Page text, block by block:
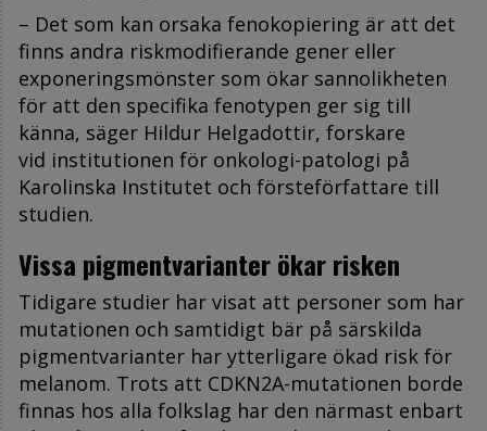
– Det som kan orsaka fenokopiering är att det
finns andra riskmodifierande gener eller
exponeringsmönster som ökar sannolikheten
för att den specifika fenotypen ger sig till
känna, säger Hildur Helgadottir, forskare
vid institutionen för onkologi-patologi på
Karolinska Institutet och försteförfattare till
studien.
Vissa pigmentvarianter ökar risken
Tidigare studier har visat att personer som har
mutationen och samtidigt bär på särskilda
pigmentvarianter har ytterligare ökad risk för
melanom. Trots att CDKN2A-mutationen borde
finnas hos alla folkslag har den närmast enbart